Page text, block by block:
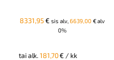
8331,95€ sis alv,6639,00 €alv
0%
tai alk.181,70€ / kk